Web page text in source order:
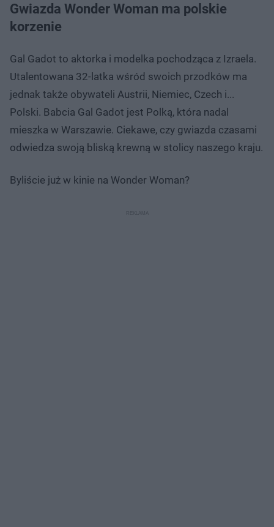
Gwiazda Wonder Woman ma polskie
korzenie
Gal Gadot to aktorka i modelka pochodząca z Izraela.
Utalentowana 32-latka wśród swoich przodków ma
jednak także obywateli Austrii, Niemiec, Czech i...
Polski. Babcia Gal Gadot jest Polką, która nadal
mieszka w Warszawie. Ciekawe, czy gwiazda czasami
odwiedza swoją bliską krewną w stolicy naszego kraju.
Byliście już w kinie na Wonder Woman?